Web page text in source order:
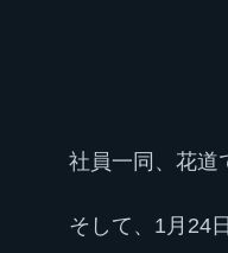
社員一同、花道
そして、1月24